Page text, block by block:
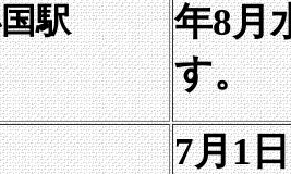
駅
年8月
す。
7月1